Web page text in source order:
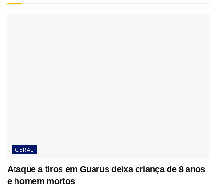
GERAL
Ataque a tiros em Guarus deixa criança de 8 anos
e homem mortos